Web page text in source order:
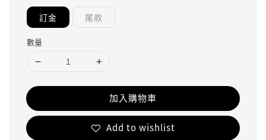
訂金 尾款
數量
加入購物車
Add to wishlist